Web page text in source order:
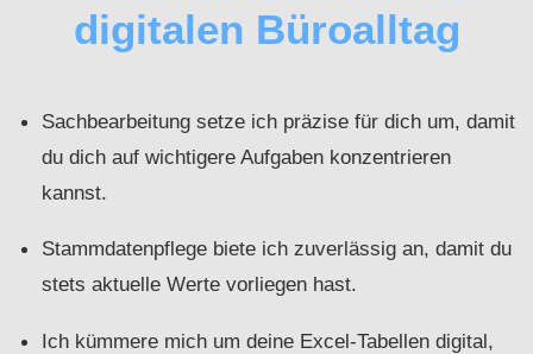
digitalen Büroalltag
Sachbearbeitung setze ich präzise für dich um, damit
du dich auf wichtigere Aufgaben konzentrieren
kannst.
Stammdatenpflege biete ich zuverlässig an, damit du
stets aktuelle Werte vorliegen hast.
Ich kümmere mich um deine Excel-Tabellen digital,